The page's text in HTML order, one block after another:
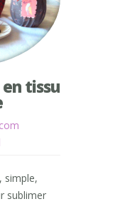
tissu
simple,
sublimer